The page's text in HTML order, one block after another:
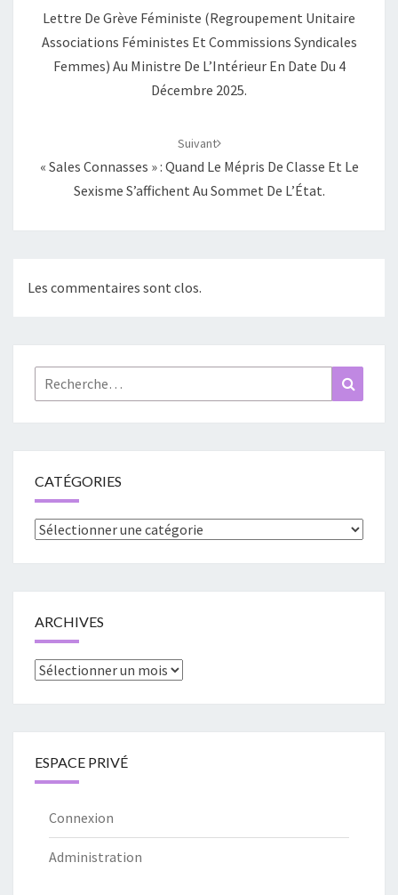
Lettre De Grève Féministe (regroupement Unitaire
Associations Féministes Et Commissions Syndicales
Femmes) Au Ministre De L’Intérieur En Date Du 4
Décembre 2025.
Suivant
« Sales Connasses » : Quand Le Mépris De Classe Et Le
Sexisme S’affichent Au Sommet De L’État.
Les commentaires sont clos.
Rechercher :
CATÉGORIES
Catégories
ARCHIVES
Archives
ESPACE PRIVÉ
Connexion
Administration